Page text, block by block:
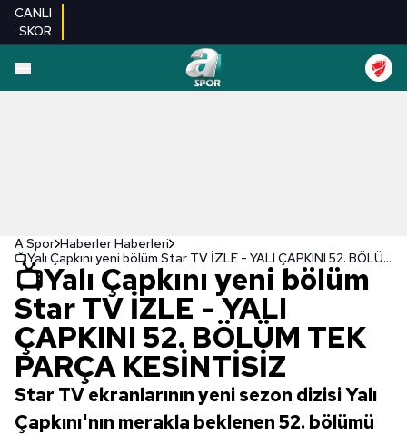
CANLI
SKOR
A Spor Haberler Haberleri
📺Yalı Çapkını yeni bölüm Star TV İZLE - YALI ÇAPKINI 52. BÖLÜM TEK PARÇA KESİNTİSİZ
📺Yalı Çapkını yeni bölüm
Star TV İZLE - YALI
ÇAPKINI 52. BÖLÜM TEK
PARÇA KESİNTİSİZ
Star TV ekranlarının yeni sezon dizisi Yalı
Çapkını'nın merakla beklenen 52. bölümü